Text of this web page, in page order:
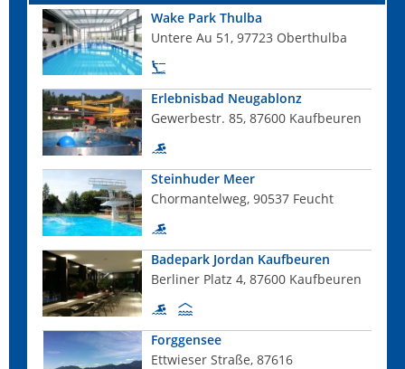
Wake Park Thulba
Untere Au 51, 97723 Oberthulba
Erlebnisbad Neugablonz
Gewerbestr. 85, 87600 Kaufbeuren
Steinhuder Meer
Chormantelweg, 90537 Feucht
Badepark Jordan Kaufbeuren
Berliner Platz 4, 87600 Kaufbeuren
Forggensee
Ettwieser Straße, 87616